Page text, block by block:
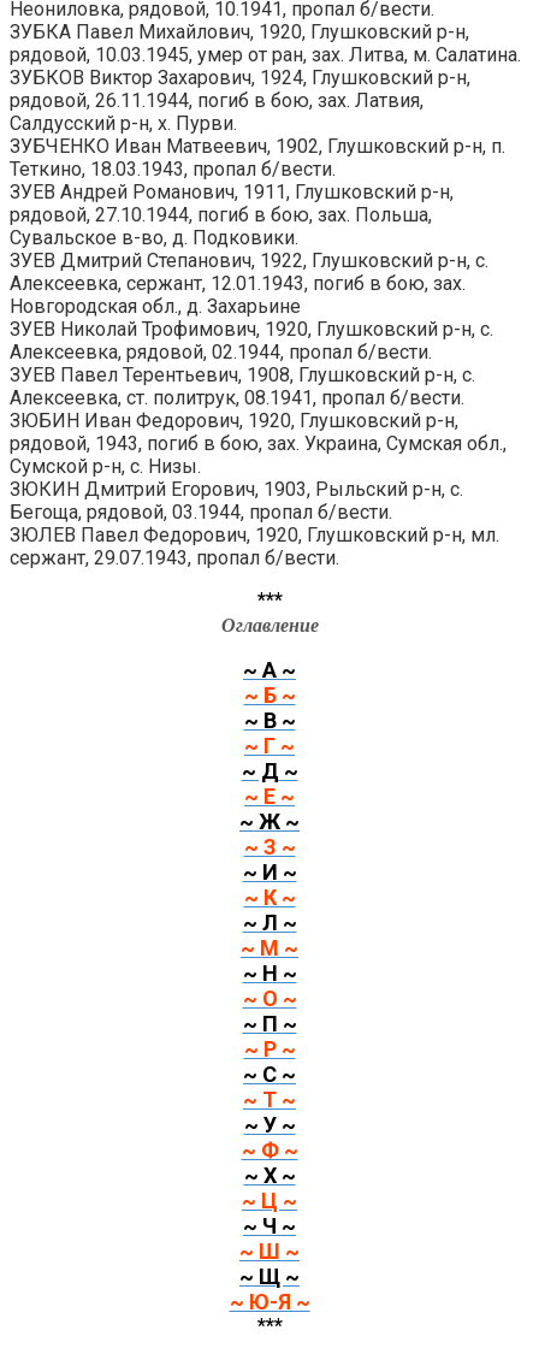
Неониловка, рядовой, 10.1941, пропал б/вести.
ЗУБКА Павел Михайлович, 1920, Глушковский р-н,
рядовой, 10.03.1945, умер от ран, зах. Литва, м. Салатина.
ЗУБКОВ Виктор Захарович, 1924, Глушковский р-н,
рядовой, 26.11.1944, погиб в бою, зах. Латвия,
Салдусский р-н, х. Пурви.
ЗУБЧЕНКО Иван Матвеевич, 1902, Глушковский р-н, п.
Теткино, 18.03.1943, пропал б/вести.
ЗУЕВ Андрей Романович, 1911, Глушковский р-н,
рядовой, 27.10.1944, погиб в бою, зах. Польша,
Сувальское в-во, д. Подковики.
ЗУЕВ Дмитрий Степанович, 1922, Глушковский р-н, с.
Алексеевка, сержант, 12.01.1943, погиб в бою, зах.
Новгородская обл., д. Захарьине
ЗУЕВ Николай Трофимович, 1920, Глушковский р-н, с.
Алексеевка, рядовой, 02.1944, пропал б/вести.
ЗУЕВ Павел Терентьевич, 1908, Глушковский р-н, с.
Алексеевка, ст. политрук, 08.1941, пропал б/вести.
ЗЮБИН Иван Федорович, 1920, Глушковский р-н,
рядовой, 1943, погиб в бою, зах. Украина, Сумская обл.,
Сумской р-н, с. Низы.
ЗЮКИН Дмитрий Егорович, 1903, Рыльский р-н, с.
Бегоща, рядовой, 03.1944, пропал б/вести.
ЗЮЛЕВ Павел Федорович, 1920, Глушковский р-н, мл.
сержант, 29.07.1943, пропал б/вести.
***
Оглавление
~ А ~
~ Б ~
~ В ~
~ Г ~
~ Д ~
~ Е ~
~ Ж ~
~ З ~
~ И ~
~ К ~
~ Л ~
~ М ~
~ Н ~
~ О ~
~ П ~
~ Р ~
~ С ~
~ Т ~
~ У ~
~ Ф ~
~ Х ~
~ Ц ~
~ Ч ~
~ Ш ~
~ Щ ~
~ Ю-Я ~
***